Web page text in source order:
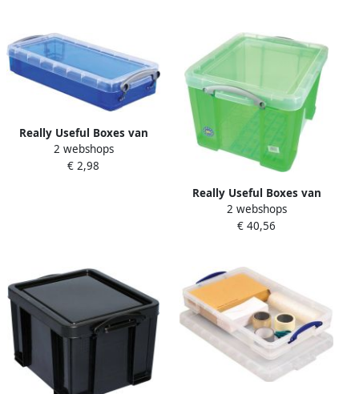
Really Useful Boxes van
stevig kunststof | VindiQ
Really Useful Box
2 webshops
€ 2,98
Really Useful Boxes van
stevig kunststof | VindiQ
Really Useful Box
2 webshops
€ 40,56